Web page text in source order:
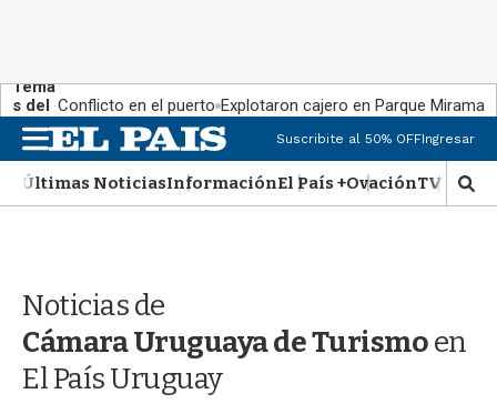
Tema
s del
día:
Conflicto en el puerto Explotaron cajero en Parque Miramar
M
e
n
u
Suscribite al 50% OFFIngresar
Últimas NoticiasInformaciónEl País +OvaciónTV Show
M
o
b
Noticias de
Cámara Uruguaya de Turismoen
El País Uruguay